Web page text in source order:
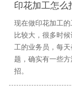
印花加工怎么
现在做印花加工
比较大，很多时
工的业务员，每
题，确实有一些
招。